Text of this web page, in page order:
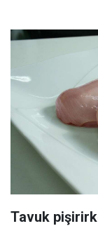
Tavuk